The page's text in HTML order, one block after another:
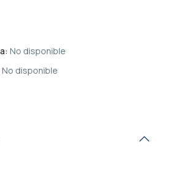
No disponible
No disponible